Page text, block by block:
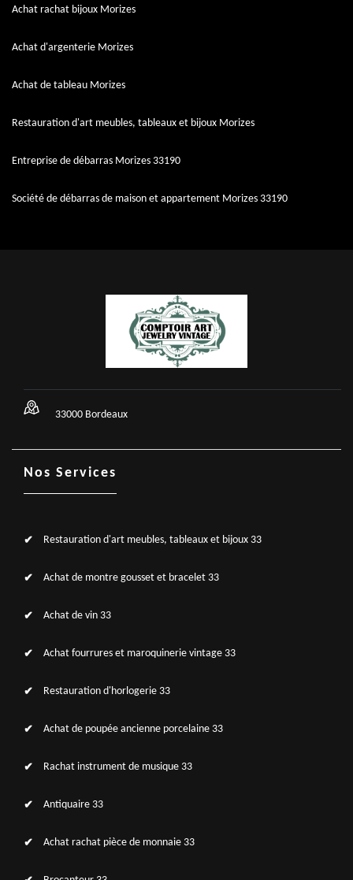
Achat rachat bijoux Morizes
Achat d'argenterie Morizes
Achat de tableau Morizes
Restauration d'art meubles, tableaux et bijoux Morizes
Entreprise de débarras Morizes 33190
Société de débarras de maison et appartement Morizes 33190
33000 Bordeaux
Nos Services
Restauration d'art meubles, tableaux et bijoux 33
Achat de montre gousset et bracelet 33
Achat de vin 33
Achat fourrures et maroquinerie vintage 33
Restauration d'horlogerie 33
Achat de poupée ancienne porcelaine 33
Rachat instrument de musique 33
Antiquaire 33
Achat rachat pièce de monnaie 33